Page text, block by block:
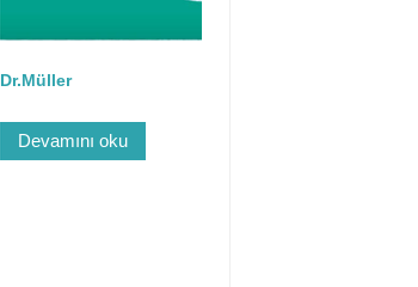
Dr.Müller
Devamını oku